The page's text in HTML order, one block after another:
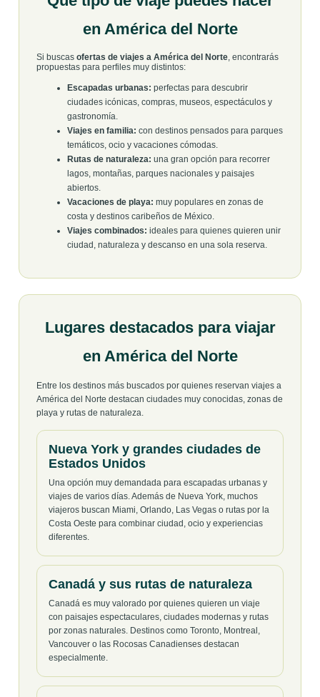
en América del Norte
Si buscas ofertas de viajes a América del Norte, encontrarás
propuestas para perfiles muy distintos:
Escapadas urbanas: perfectas para descubrir
ciudades icónicas, compras, museos, espectáculos y
gastronomía.
Viajes en familia: con destinos pensados para parques
temáticos, ocio y vacaciones cómodas.
Rutas de naturaleza: una gran opción para recorrer
lagos, montañas, parques nacionales y paisajes
abiertos.
Vacaciones de playa: muy populares en zonas de
costa y destinos caribeños de México.
Viajes combinados: ideales para quienes quieren unir
ciudad, naturaleza y descanso en una sola reserva.
Lugares destacados para viajar
en América del Norte
Entre los destinos más buscados por quienes reservan viajes a
América del Norte destacan ciudades muy conocidas, zonas de
playa y rutas de naturaleza.
Nueva York y grandes ciudades de
Estados Unidos
Una opción muy demandada para escapadas urbanas y
viajes de varios días. Además de Nueva York, muchos
viajeros buscan Miami, Orlando, Las Vegas o rutas por la
Costa Oeste para combinar ciudad, ocio y experiencias
diferentes.
Canadá y sus rutas de naturaleza
Canadá es muy valorado por quienes quieren un viaje
con paisajes espectaculares, ciudades modernas y rutas
por zonas naturales. Destinos como Toronto, Montreal,
Vancouver o las Rocosas Canadienses destacan
especialmente.